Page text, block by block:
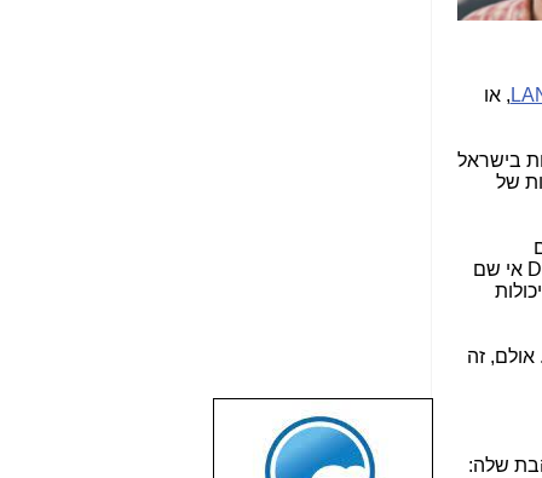
, או
בישראל
של
אי שם
אולם, זה
שלה:
שבוע טוב לכל
הגולשים באשר